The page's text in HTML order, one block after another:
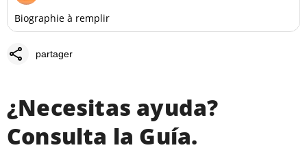
Biographie à remplir
share partager
¿Necesitas ayuda?
Consulta la Guía.